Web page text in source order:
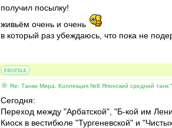
получил посылку!
живьём очень и очень
в который раз убеждаюсь, что пока не
Re: Танки Мира. Коллекция №8 Японский средний танк
Сегодня:
Переход между "Арбатской", "Б-кой им
Киоск в вестибюле "Тургеневской" и